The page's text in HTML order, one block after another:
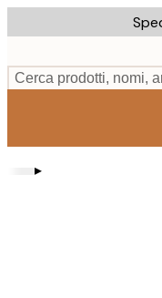
to
content.
Cerca prodotti, nomi,
▸